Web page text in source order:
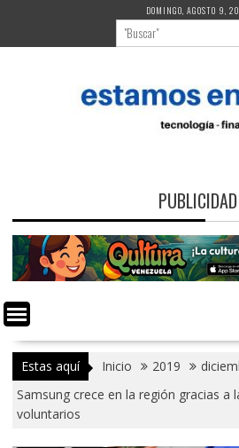
contenido
DOMINGO, AGOSTO 9,
PUBLICIDAD
Estas aquí Inicio 2019
Samsung crece en la región gracias a
voluntarios